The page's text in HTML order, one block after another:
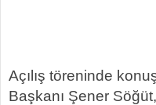
Açılış töreninde
Başkanı Şener